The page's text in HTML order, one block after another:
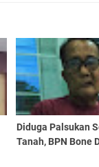
Diduga Palsukan
Tanah, BPN Bone